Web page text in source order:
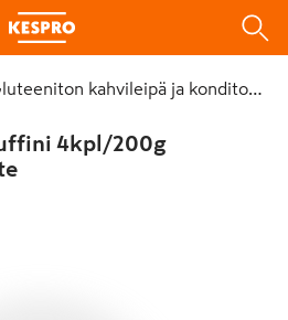
Gluteeniton kahvileipä ja konditoria pakaste
4kpl/200g